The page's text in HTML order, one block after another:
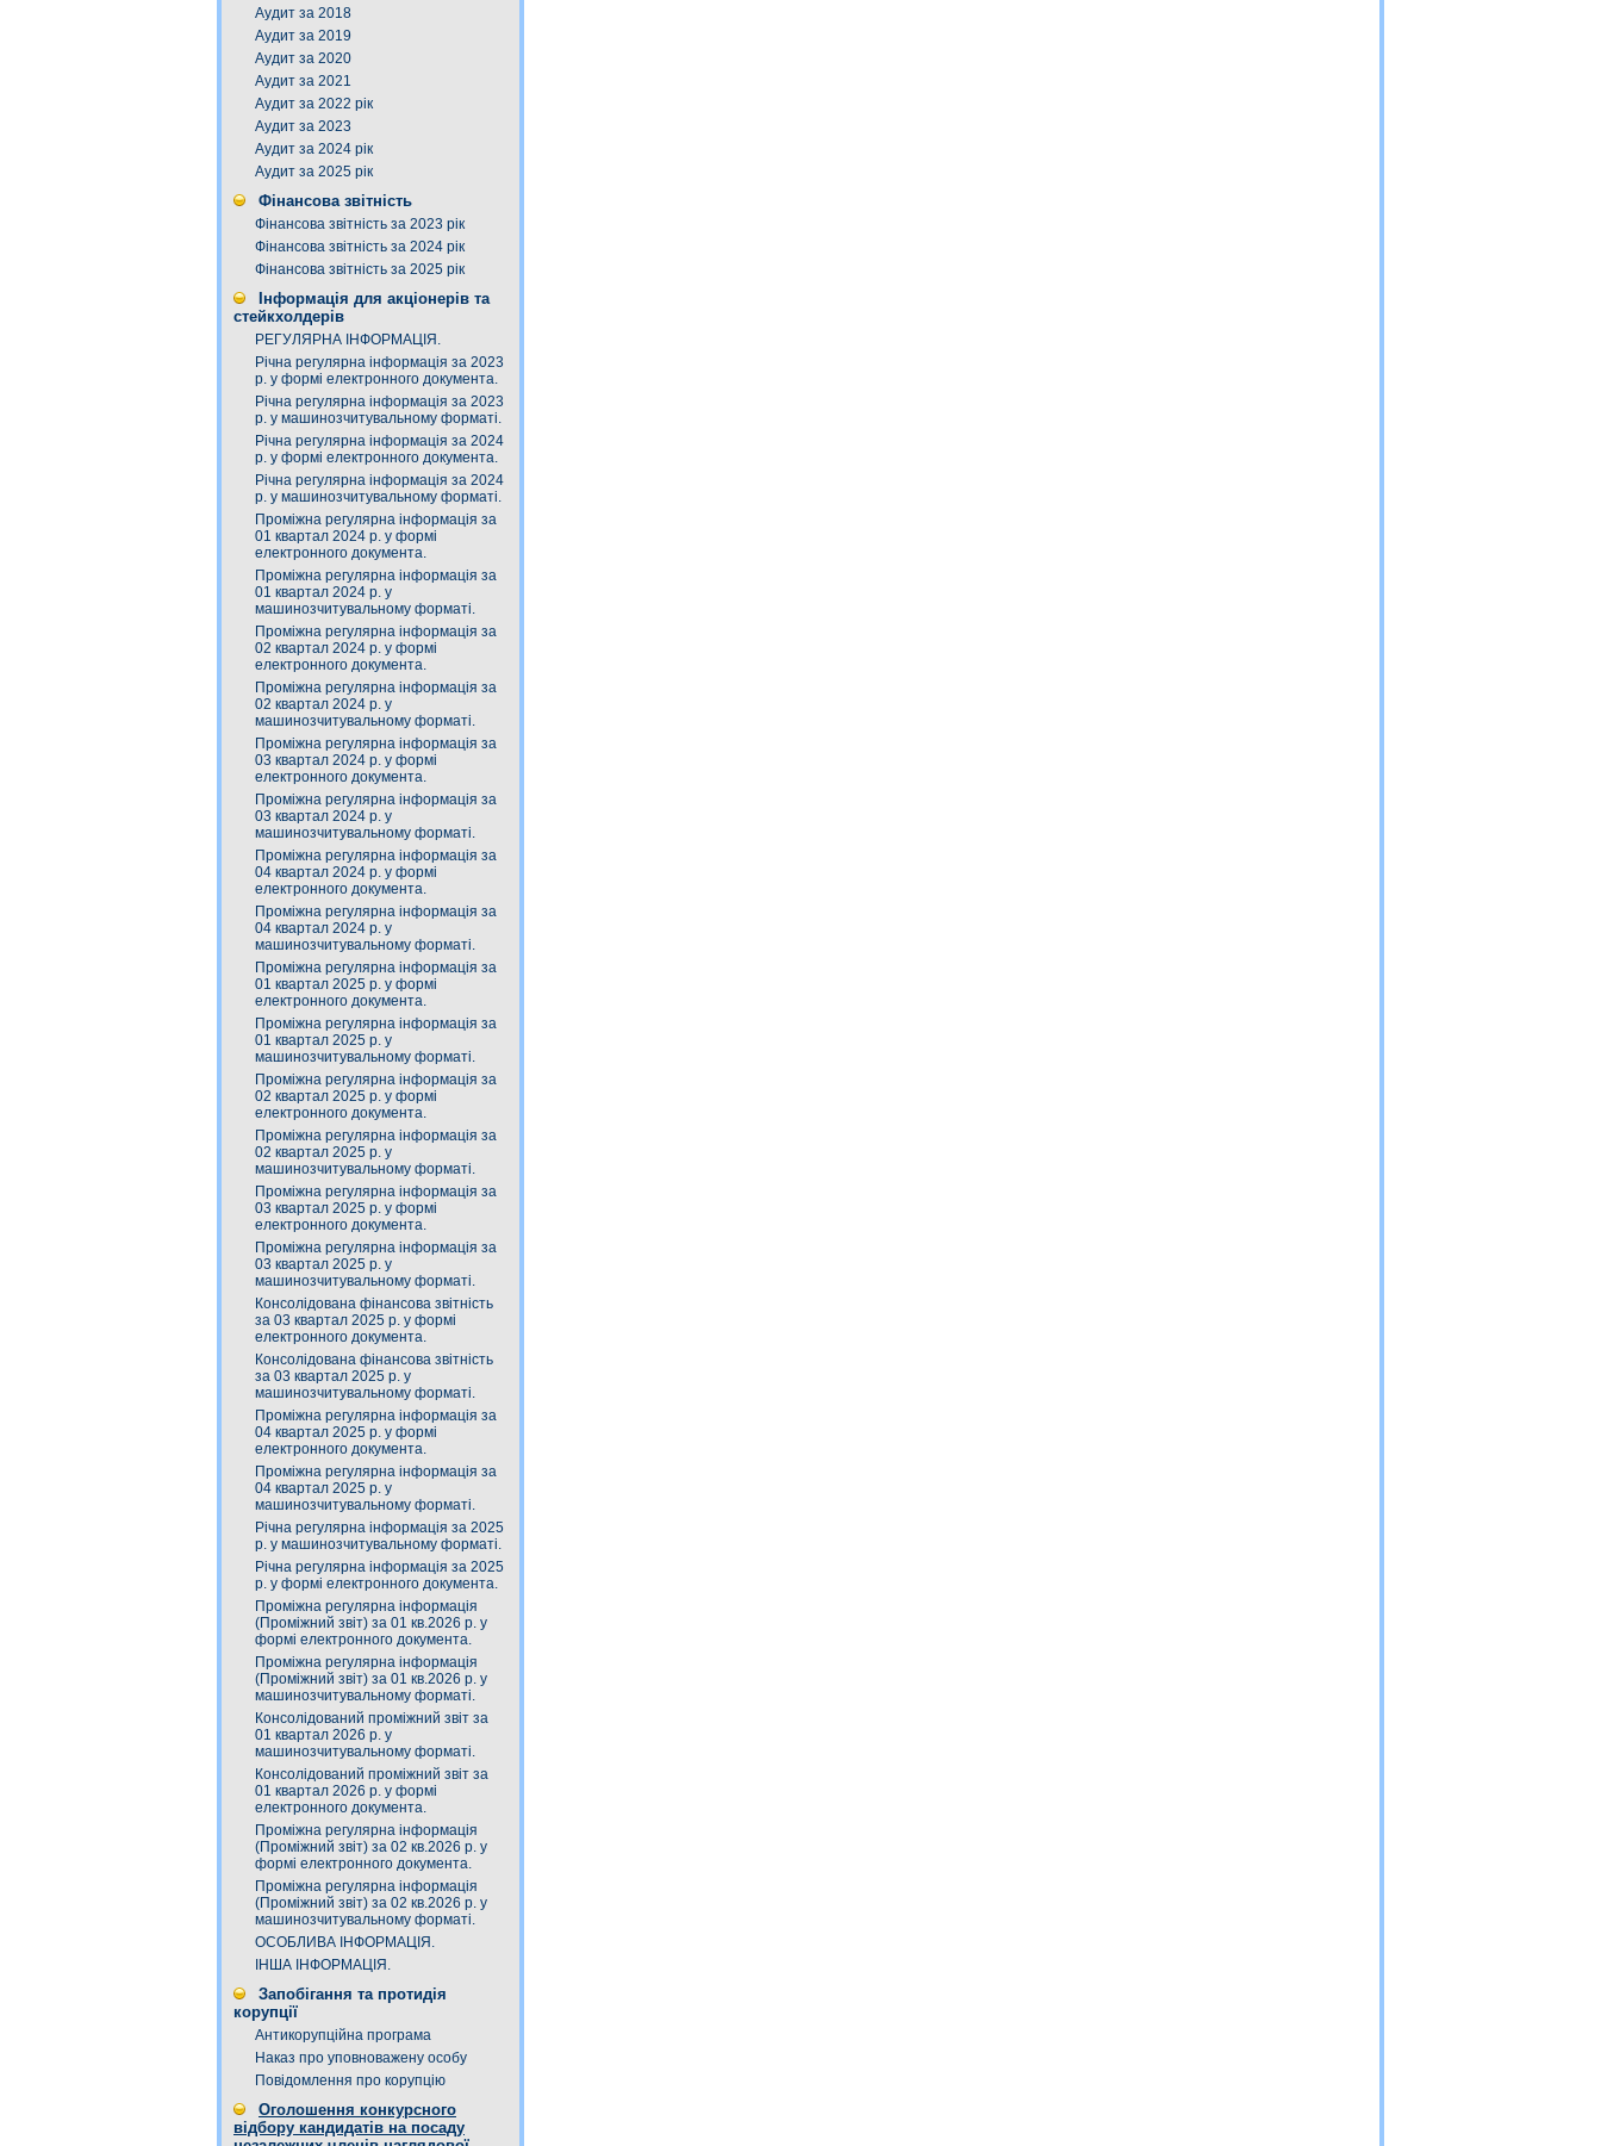
Аудит за 2018
Аудит за 2019
Аудит за 2020
Аудит за 2021
Аудит за 2022 рік
Аудит за 2023
Аудит за 2024 рік
Аудит за 2025 рік
Фінансова звітність
Фінансова звітність за 2023 рік
Фінансова звітність за 2024 рік
Фінансова звітність за 2025 рік
Інформація для акціонерів та
стейкхолдерів
РЕГУЛЯРНА ІНФОРМАЦІЯ.
Річна регулярна інформація за 2023
р. у формі електронного документа.
Річна регулярна інформація за 2023
р. у машинозчитувальному форматі.
Річна регулярна інформація за 2024
р. у формі електронного документа.
Річна регулярна інформація за 2024
р. у машинозчитувальному форматі.
Проміжна регулярна інформація за
01 квартал 2024 р. у формі
електронного документа.
Проміжна регулярна інформація за
01 квартал 2024 р. у
машинозчитувальному форматі.
Проміжна регулярна інформація за
02 квартал 2024 р. у формі
електронного документа.
Проміжна регулярна інформація за
02 квартал 2024 р. у
машинозчитувальному форматі.
Проміжна регулярна інформація за
03 квартал 2024 р. у формі
електронного документа.
Проміжна регулярна інформація за
03 квартал 2024 р. у
машинозчитувальному форматі.
Проміжна регулярна інформація за
04 квартал 2024 р. у формі
електронного документа.
Проміжна регулярна інформація за
04 квартал 2024 р. у
машинозчитувальному форматі.
Проміжна регулярна інформація за
01 квартал 2025 р. у формі
електронного документа.
Проміжна регулярна інформація за
01 квартал 2025 р. у
машинозчитувальному форматі.
Проміжна регулярна інформація за
02 квартал 2025 р. у формі
електронного документа.
Проміжна регулярна інформація за
02 квартал 2025 р. у
машинозчитувальному форматі.
Проміжна регулярна інформація за
03 квартал 2025 р. у формі
електронного документа.
Проміжна регулярна інформація за
03 квартал 2025 р. у
машинозчитувальному форматі.
Консолідована фінансова звітність
за 03 квартал 2025 р. у формі
електронного документа.
Консолідована фінансова звітність
за 03 квартал 2025 р. у
машинозчитувальному форматі.
Проміжна регулярна інформація за
04 квартал 2025 р. у формі
електронного документа.
Проміжна регулярна інформація за
04 квартал 2025 р. у
машинозчитувальному форматі.
Річна регулярна інформація за 2025
р. у машинозчитувальному форматі.
Річна регулярна інформація за 2025
р. у формі електронного документа.
Проміжна регулярна інформація
(Проміжний звіт) за 01 кв.2026 р. у
формі електронного документа.
Проміжна регулярна інформація
(Проміжний звіт) за 01 кв.2026 р. у
машинозчитувальному форматі.
Консолідований проміжний звіт за
01 квартал 2026 р. у
машинозчитувальному форматі.
Консолідований проміжний звіт за
01 квартал 2026 р. у формі
електронного документа.
Проміжна регулярна інформація
(Проміжний звіт) за 02 кв.2026 р. у
формі електронного документа.
Проміжна регулярна інформація
(Проміжний звіт) за 02 кв.2026 р. у
машинозчитувальному форматі.
ОСОБЛИВА ІНФОРМАЦІЯ.
ІНША ІНФОРМАЦІЯ.
Запобігання та протидія
корупції
Антикорупційна програма
Наказ про уповноважену особу
Повідомлення про корупцію
Оголошення конкурсного
відбору кандидатів на посаду